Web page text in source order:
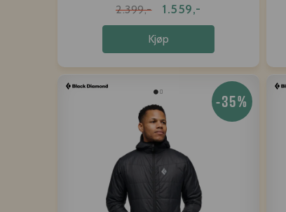
2.399,- 1.559,-
Kjøp
-35%